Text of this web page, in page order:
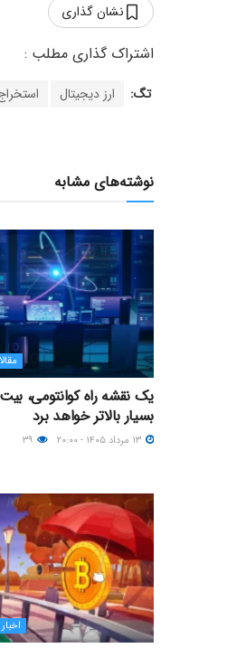
نشان گذاری
تگ: ارز دیجیتال
نوشته‌های مشابه
یک نقشه راه کوانتومی،
بسیار بالاتر خواهد برد